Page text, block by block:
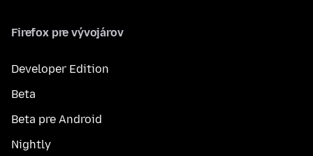
Firefox pre vývojárov
Developer Edition
Beta
Beta pre Android
Nightly